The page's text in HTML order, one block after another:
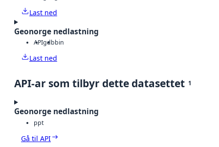
Last ned
Geonorge nedlastning
APIgdbbin
Last ned
API-ar som tilbyr dette datasettet 1
Geonorge nedlastning
ppt
Gå til API